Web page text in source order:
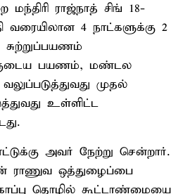
மந்திரி ராஜ்நாத் சிங் 18-
வரையிலான 4 நாட்களுக்கு 2
சுற்றுப்பயணம்
பயணம், மண்டல
முதல்
உள்ளிட்ட
அவர் நேற்று சென்றார்.
ராணுவ ஒத்துழைப்பை
தொழில் கூட்டாண்மையை